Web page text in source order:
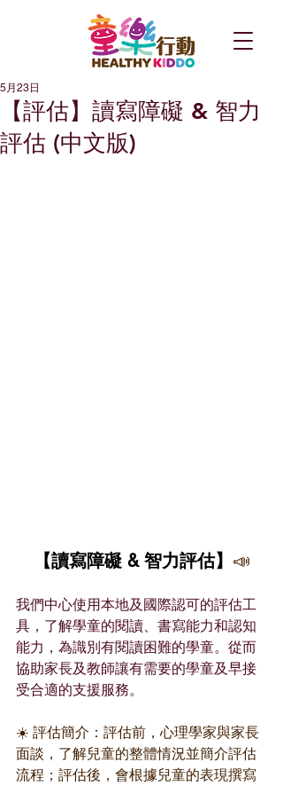
【評估】讀寫障礙 & 智力
評估 (中文版)
5月23日
【讀寫障礙 & 智力評估】 📣
我們中心使用本地及國際認可的評估工
具，了解學童的閱讀、書寫能力和認知
能力，為識別有閱讀困難的學童。從而
協助家長及教師讓有需要的學童及早接
受合適的支援服務。
☀️ 評估簡介：評估前，心理學家與家長
面談，了解兒童的整體情況並簡介評估
流程；評估後，會根據兒童的表現撰寫